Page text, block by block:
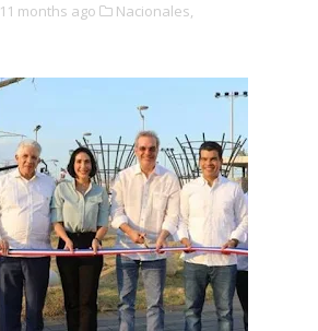
11 months ago Nacionales,